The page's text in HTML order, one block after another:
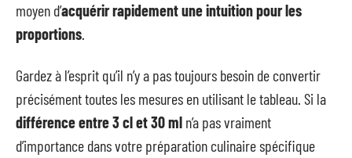
moyen d’acquérir rapidement une intuition pour les
proportions.
Gardez à l’esprit qu’il n’y a pas toujours besoin de convertir
précisément toutes les mesures en utilisant le tableau. Si la
différence entre 3 cl et 30 ml n’a pas vraiment
d’importance dans votre préparation culinaire spécifique